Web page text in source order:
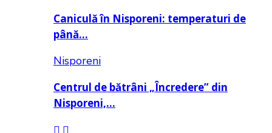
Caniculă în Nisporeni: temperaturi de
până…
Nisporeni
Centrul de bătrâni „Încredere” din
Nisporeni,…